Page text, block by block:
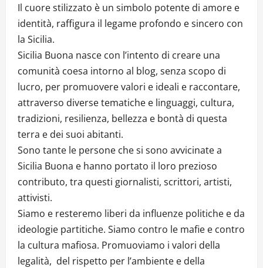
Il cuore stilizzato è un simbolo potente di amore e
identità, raffigura il legame profondo e sincero con
la Sicilia.
Sicilia Buona nasce con l’intento di creare una
comunità coesa intorno al blog, senza scopo di
lucro, per promuovere valori e ideali e raccontare,
attraverso diverse tematiche e linguaggi, cultura,
tradizioni, resilienza, bellezza e bontà di questa
terra e dei suoi abitanti.
Sono tante le persone che si sono avvicinate a
Sicilia Buona e hanno portato il loro prezioso
contributo, tra questi giornalisti, scrittori, artisti,
attivisti.
Siamo e resteremo liberi da influenze politiche e da
ideologie partitiche. Siamo contro le mafie e contro
la cultura mafiosa. Promuoviamo i valori della
legalità, del rispetto per l’ambiente e della